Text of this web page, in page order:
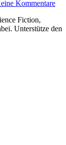
Kommentare
Unterstütze den